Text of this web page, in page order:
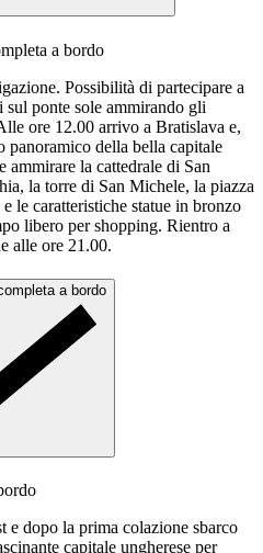
a bordo
Possibilità di partecipare a
ponte sole ammirando gli
ore 12.00 arrivo a Bratislava e,
della bella capitale
ammirare la cattedrale di San
la torre di San Michele, la piazza
le caratteristiche statue in bronzo
libero per shopping. Rientro a
alle ore 21.00.
a bordo
e dopo la prima colazione sbarco
capitale ungherese per